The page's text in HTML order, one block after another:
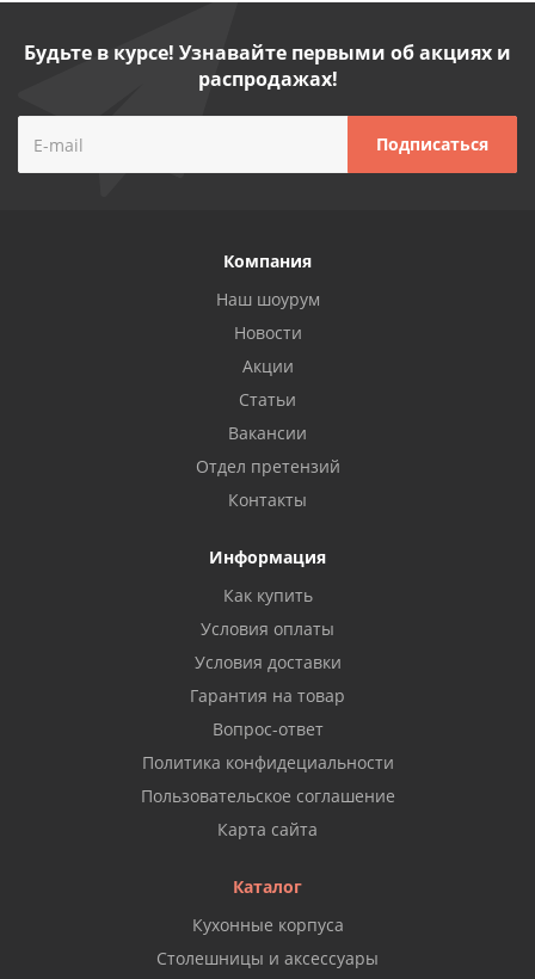
Будьте в курсе! Узнавайте первыми об акциях и
распродажах!
Компания
Наш шоурум
Новости
Акции
Статьи
Вакансии
Отдел претензий
Контакты
Информация
Как купить
Условия оплаты
Условия доставки
Гарантия на товар
Вопрос-ответ
Политика конфидециальности
Пользовательское соглашение
Карта сайта
Каталог
Кухонные корпуса
Столешницы и аксессуары